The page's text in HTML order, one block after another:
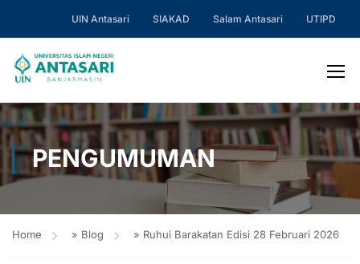
UIN Antasari SIAKAD Salam Antasari UTIPD
PENGUMUMAN
Home » Blog » Ruhui Barakatan Edisi 28 Februari 2026